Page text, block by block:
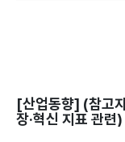
[산업동향]
장·혁신 지표 관